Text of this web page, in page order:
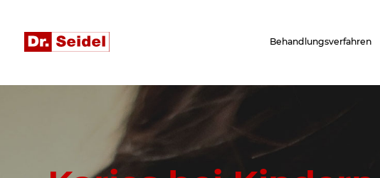
Behandlungsverfahren